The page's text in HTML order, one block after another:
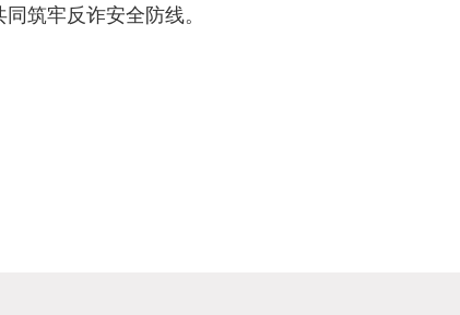
同筑牢反诈安全防线。